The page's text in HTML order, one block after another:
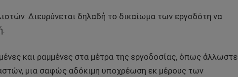
Διευρύνεται δηλαδή το δικαίωμα των εργοδότη να
και ραμμένες στα μέτρα της εργοδοσίας, όπως άλλωστε
μια σαφώς αδόκιμη υποχρέωση εκ μέρους των